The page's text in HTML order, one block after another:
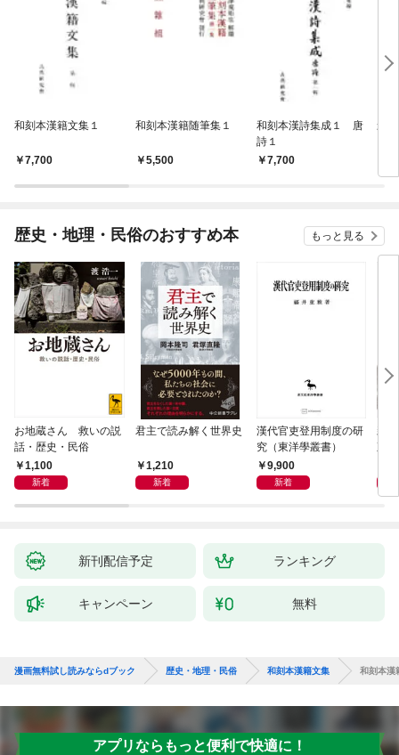
和刻本漢籍文集１
7,700
和刻本漢籍随筆集１
5,500
和刻本漢詩集成１ 唐
詩１
7,700
影
歴史・地理・民俗のおすすめ本 もっと見る
お地蔵さん 救いの説
話・歴史・民俗
1,100
新着
君主で読み解く世界史
1,210
新着
漢代官吏登用制度の研
究（東洋學叢書）
9,900
新着
親
直
新刊配信予定 ランキング
キャンペーン 無料
漫画無料試し読みならdブック 歴史・地理・民俗 和刻本漢籍文集 和刻本漢
アプリならもっと便利で快適に！